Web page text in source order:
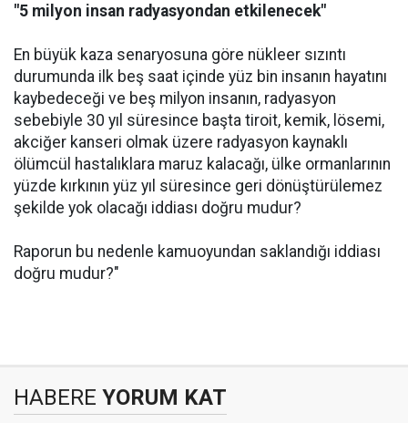
"5 milyon insan radyasyondan etkilenecek"
En büyük kaza senaryosuna göre nükleer sızıntı
durumunda ilk beş saat içinde yüz bin insanın hayatını
kaybedeceği ve beş milyon insanın, radyasyon
sebebiyle 30 yıl süresince başta tiroit, kemik, lösemi,
akciğer kanseri olmak üzere radyasyon kaynaklı
ölümcül hastalıklara maruz kalacağı, ülke ormanlarının
yüzde kırkının yüz yıl süresince geri dönüştürülemez
şekilde yok olacağı iddiası doğru mudur?
Raporun bu nedenle kamuoyundan saklandığı iddiası
doğru mudur?"
HABERE YORUM KAT